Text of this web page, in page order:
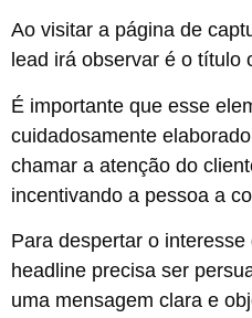
Ao visitar a página de
lead irá observar é o título
É importante que esse
cuidadosamente
chamar a atenção do
incentivando a pessoa a
Para despertar o
headline precisa ser
uma mensagem clara e